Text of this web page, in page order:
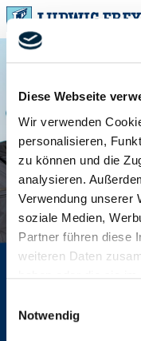
Diese Webseite
Wir verwenden
personalisieren,
zu können und die
analysieren.
Verwendung unserer
soziale Medien,
Partner führen diese
weiteren Daten
Ihre Einwilligung trifft
ludwig-freytag.de,
Notwendig
LF